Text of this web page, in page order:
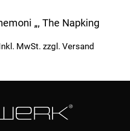
„, The Napking
MwSt. zzgl. Versand